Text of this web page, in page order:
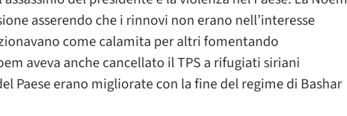
asserendo che i rinnovi non erano nell’interesse
come calamita per altri fomentando
aveva anche cancellato il TPS a rifugiati siriani
Paese erano migliorate con la fine del regime di Bashar